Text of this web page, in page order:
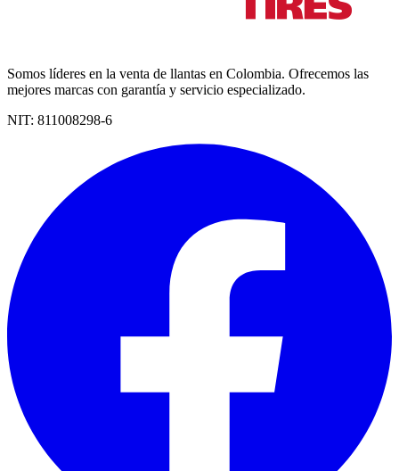
Somos líderes en la venta de llantas en Colombia. Ofrecemos las
mejores marcas con garantía y servicio especializado.
NIT: 811008298-6